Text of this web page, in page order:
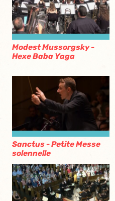
Modest Mussorgsky -
Hexe Baba Yaga
Sanctus - Petite Messe
solennelle